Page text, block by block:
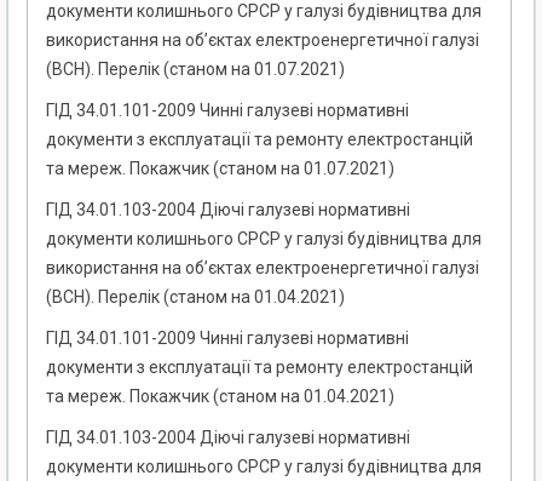
документи колишнього СРСР у галузі будівництва для
використання на об’єктах електроенергетичної галузі
(ВСН). Перелік (станом на 01.07.2021)
ГІД 34.01.101-2009 Чинні галузеві нормативні
документи з експлуатації та ремонту електростанцій
та мереж. Покажчик (станом на 01.07.2021)
ГІД 34.01.103-2004 Діючі галузеві нормативні
документи колишнього СРСР у галузі будівництва для
використання на об’єктах електроенергетичної галузі
(ВСН). Перелік (станом на 01.04.2021)
ГІД 34.01.101-2009 Чинні галузеві нормативні
документи з експлуатації та ремонту електростанцій
та мереж. Покажчик (станом на 01.04.2021)
ГІД 34.01.103-2004 Діючі галузеві нормативні
документи колишнього СРСР у галузі будівництва для